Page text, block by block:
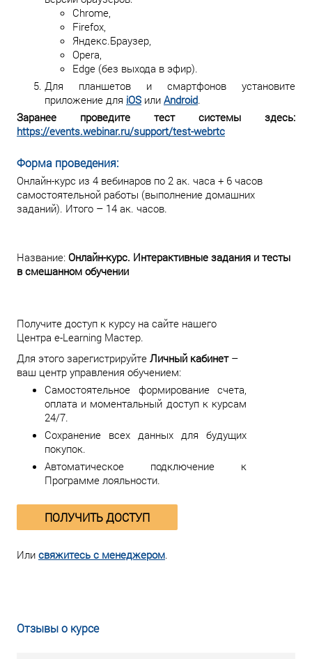
Chrome,
Firefox,
Яндекс.Браузер,
Opera,
Edge (без выхода в эфир).
Для планшетов и смартфонов установите
приложение для iOS или Android.
Заранее проведите тест системы здесь:
https://events.webinar.ru/support/test-webrtc
Форма проведения:
Онлайн-курс из 4 вебинаров по 2 ак. часа + 6 часов
самостоятельной работы (выполнение домашних
заданий). Итого – 14 ак. часов.
Название: Онлайн-курс. Интерактивные задания и тесты
в смешанном обучении
Получите доступ к курсу на сайте нашего
Центра e-Learning Мастер.
Для этого зарегистрируйте Личный кабинет–
ваш центр управления обучением:
Самостоятельное формирование счета,
оплата и моментальный доступ к курсам
24/7.
Сохранение всех данных для будущих
покупок.
Автоматическое подключение к
Программе лояльности.
ПОЛУЧИТЬ ДОСТУП
Или свяжитесь с менеджером.
Отзывы о курсе